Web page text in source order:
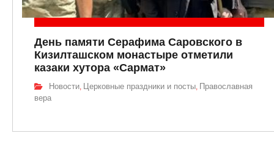
День памяти Серафима Саровского в
Кизилташском монастыре отметили
казаки хутора «Сармат»
Новости Церковные праздники и посты Православная
вера